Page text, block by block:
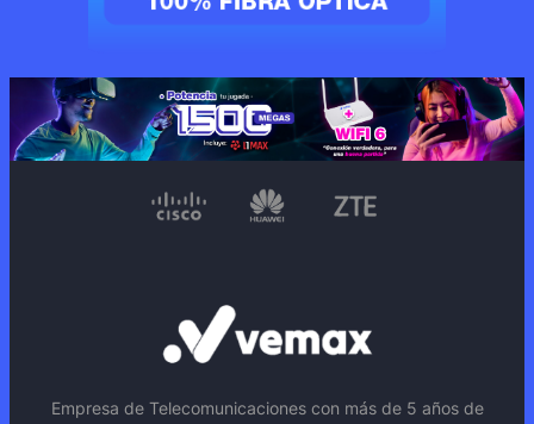
Empresa de Telecomunicaciones con más de 5 años de